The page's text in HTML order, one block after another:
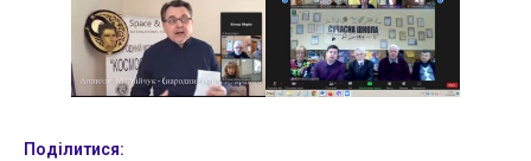
Поділитися: